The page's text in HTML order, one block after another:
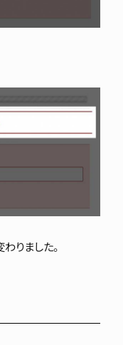
りました。